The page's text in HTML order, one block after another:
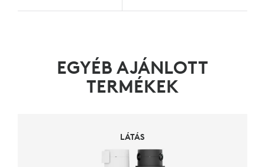
EGYÉB AJÁNLOTT
TERMÉKEK
LÁTÁS